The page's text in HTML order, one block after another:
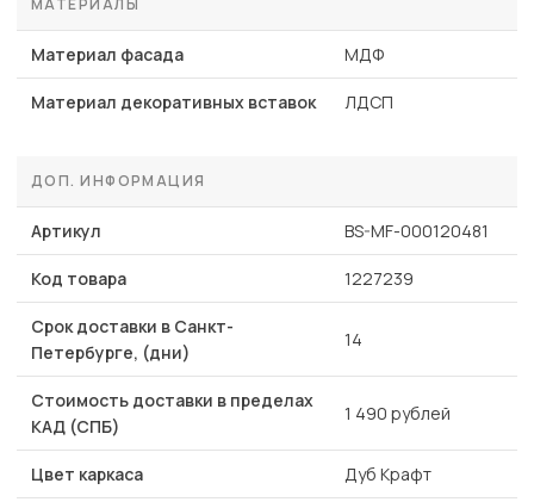
Материал фасада МДФ
Материал декоративных вставок ЛДСП
ДОП. ИНФОРМАЦИЯ
Артикул BS-MF-000120481
Код товара 1227239
Срок доставки в Санкт-
Петербурге, (дни)
14
Стоимость доставки в пределах
КАД (СПБ)
1 490 рублей
Цвет каркаса Дуб Крафт